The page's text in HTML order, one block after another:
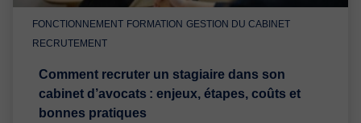
FONCTIONNEMENT FORMATION GESTION DU CABINET
RECRUTEMENT
Comment recruter un stagiaire dans son
cabinet d’avocats : enjeux, étapes, coûts et
bonnes pratiques